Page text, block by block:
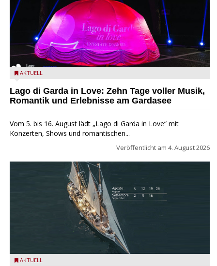
Lago di Garda in Love
AKTUELL
Lago di Garda in Love: Zehn Tage voller Musik,
Romantik und Erlebnisse am Gardasee
Vom 5. bis 16. August lädt „Lago di Garda in Love“ mit
Konzerten, Shows und romantischen...
Veröffentlicht am 4. August 2026
Mit dem historischen Segelschiff Circe auf dem Gardasee.
AKTUELL